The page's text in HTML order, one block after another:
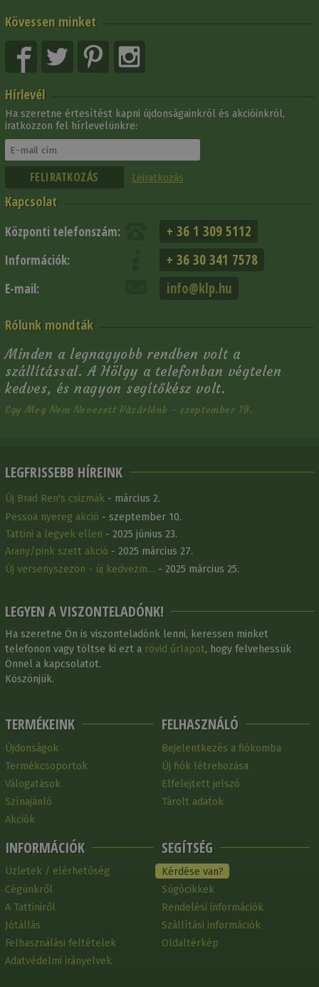
Kövessen minket
Hírlevél
Ha szeretne értesítést kapni újdonságainkról és akcióinkról,
iratkozzon fel hírlevelünkre:
Leiratkozás
Kapcsolat
Központi telefonszám: + 36 1 309 5112
Információk: + 36 30 341 7578
E-mail: info@klp.hu
Rólunk mondták
Minden a legnagyobb rendben volt a
szállítással. A Hölgy a telefonban végtelen
kedves, és nagyon segítőkész volt.
Egy Meg Nem Nevezett Vásárlónk - szeptember 19.
LEGFRISSEBB HÍREINK
Új Brad Ren's csizmák - március 2.
Pessoa nyereg akció - szeptember 10.
Tattini a legyek ellen - 2025 június 23.
Arany/pink szett akció - 2025 március 27.
Új versenyszezon - új kedvezm… - 2025 március 25.
LEGYEN A VISZONTELADÓNK!
Ha szeretne Ön is viszonteladónk lenni, keressen minket
telefonon vagy töltse ki ezt a rövid űrlapot, hogy felvehessük
Önnel a kapcsolatot.
Köszönjük.
TERMÉKEINK
Újdonságok
Termékcsoportok
Válogatások
Színajánló
Akciók
INFORMÁCIÓK
Üzletek / elérhetőség
Cégünkről
A Tattiniről
Jótállás
Felhasználási feltételek
Adatvédelmi irányelvek
FELHASZNÁLÓ
Bejelentkezés a fiókomba
Új fiók létrehozása
Elfelejtett jelszó
Tárolt adatok
SEGÍTSÉG
Kérdése van?
Súgócikkek
Rendelési információk
Szállítási információk
Oldaltérkép